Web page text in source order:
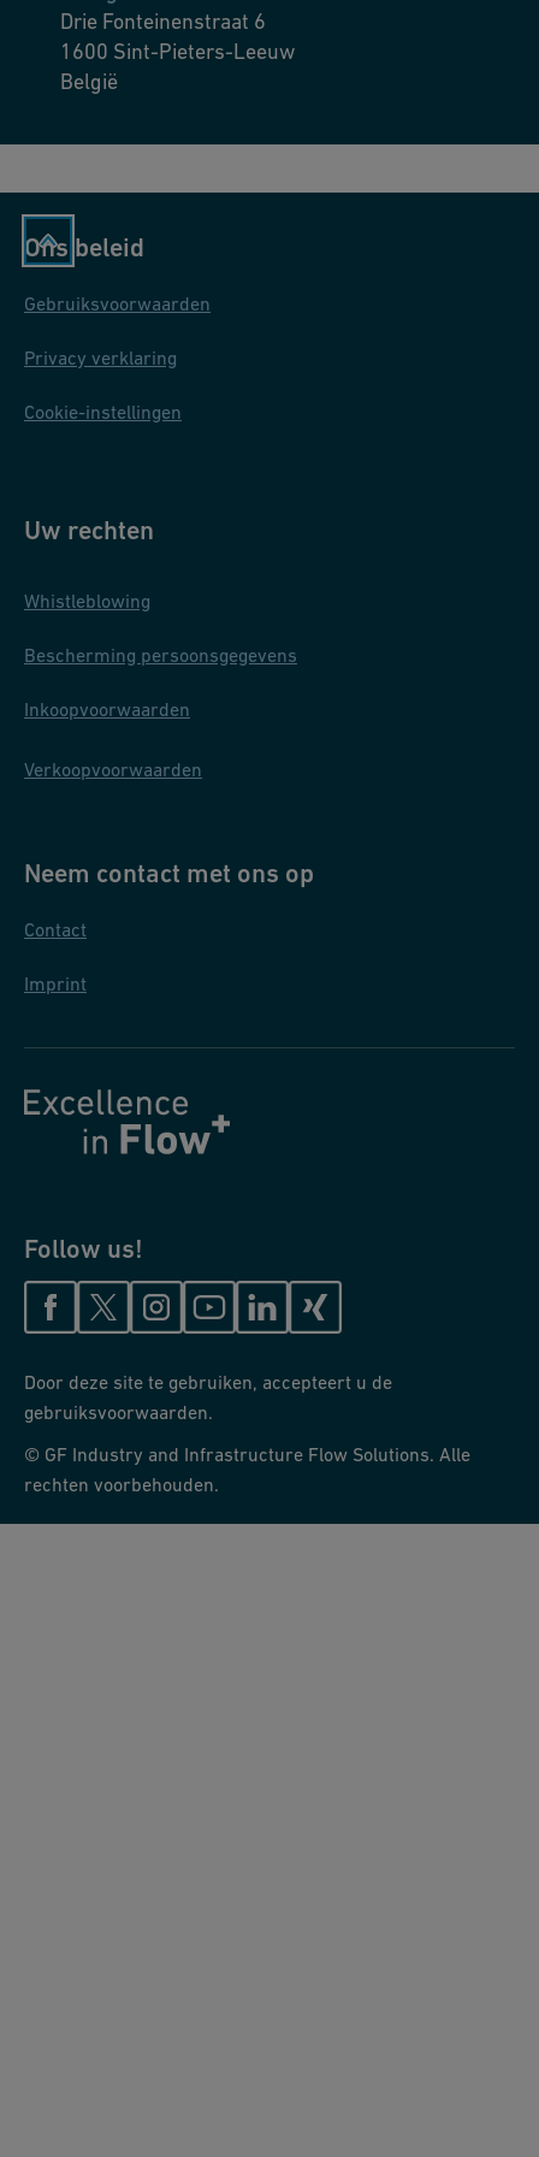
nauwkeurigere en responsievere procesaanpassingen mogelijk
zijn. Industriële Ethernet ondersteunt ook geavanceerde
diagnostiek en op afstand monitoring, waardoor proactief en
verminderd. Deze synergie tussen kleppen, actuatoren en
chemische productieprocessen.
de installatie- en onderhoudskosten verlaagt. Thermoplastische
gemaximaliseerd. Deze eigenschappen verbeteren de
Drie Fonteinenstraat 6
1600 Sint-Pieters-Leeuw
België
Ons beleid
Gebruiksvoorwaarden
Privacy verklaring
Cookie-instellingen
Uw rechten
Whistleblowing
Bescherming persoonsgegevens
Inkoopvoorwaarden
Verkoopvoorwaarden
Neem contact met ons op
Contact
Imprint
Follow us!
Door deze site te gebruiken, accepteert u de
gebruiksvoorwaarden.
© GF Industry and Infrastructure Flow Solutions. Alle
rechten voorbehouden.